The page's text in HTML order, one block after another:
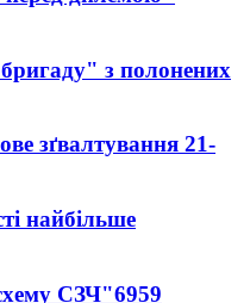
з полонених
зґвалтування 21-
найбільше
СЗЧ"6959